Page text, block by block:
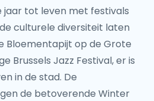
jaar tot leven met festivals
culturele diversiteit laten
Bloementapijt op de Grote
Brussels Jazz Festival, er is
in de stad. De
de betoverende Winter